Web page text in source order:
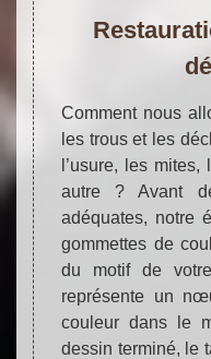
Comment nous
les trous et les
l’usure, les
autre ? Avant
adéquates, notre
gommettes de
du motif de
représente un
couleur dans le
dessin terminé, le